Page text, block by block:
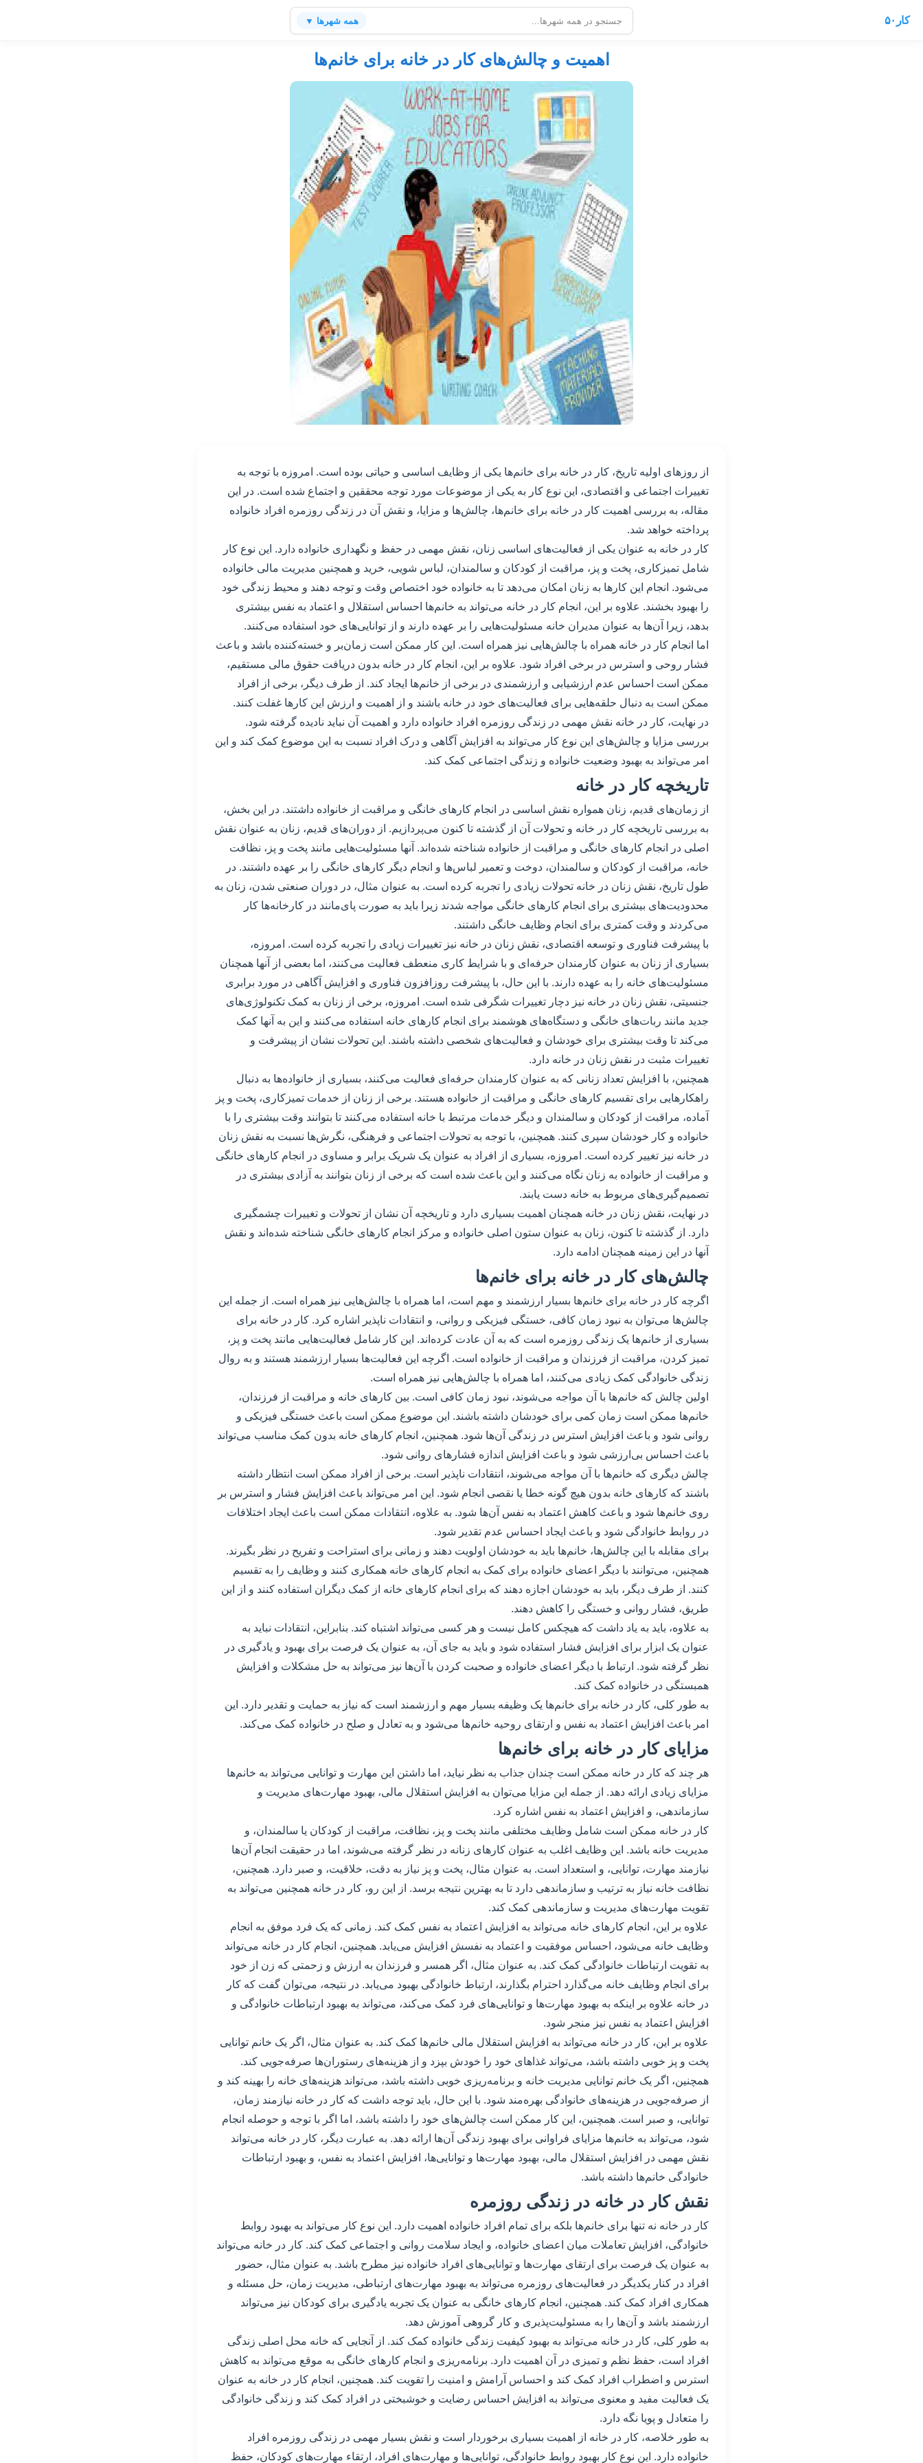
کار۵۰ همه شهرها ▼
اهمیت و چالش‌های کار در خانه برای خانم‌ها
از روزهای اولیه تاریخ، کار در خانه برای خانم‌ها یکی از وظایف اساسی و حیاتی بوده است. امروزه با توجه به
تغییرات اجتماعی و اقتصادی، این نوع کار به یکی از موضوعات مورد توجه محققین و اجتماع شده است. در این
مقاله، به بررسی اهمیت کار در خانه برای خانم‌ها، چالش‌ها و مزایا، و نقش آن در زندگی روزمره افراد خانواده
پرداخته خواهد شد.
کار در خانه به عنوان یکی از فعالیت‌های اساسی زنان، نقش مهمی در حفظ و نگهداری خانواده دارد. این نوع کار
شامل تمیزکاری، پخت و پز، مراقبت از کودکان و سالمندان، لباس شویی، خرید و همچنین مدیریت مالی خانواده
می‌شود. انجام این کارها به زنان امکان می‌دهد تا به خانواده خود اختصاص وقت و توجه دهند و محیط زندگی خود
را بهبود بخشند. علاوه بر این، انجام کار در خانه می‌تواند به خانم‌ها احساس استقلال و اعتماد به نفس بیشتری
بدهد، زیرا آن‌ها به عنوان مدیران خانه مسئولیت‌هایی را بر عهده دارند و از توانایی‌های خود استفاده می‌کنند.
اما انجام کار در خانه همراه با چالش‌هایی نیز همراه است. این کار ممکن است زمان‌بر و خسته‌کننده باشد و باعث
فشار روحی و استرس در برخی افراد شود. علاوه بر این، انجام کار در خانه بدون دریافت حقوق مالی مستقیم،
ممکن است احساس عدم ارزشیابی و ارزشمندی در برخی از خانم‌ها ایجاد کند. از طرف دیگر، برخی از افراد
ممکن است به دنبال حلقه‌هایی برای فعالیت‌های خود در خانه باشند و از اهمیت و ارزش این کارها غفلت کنند.
در نهایت، کار در خانه نقش مهمی در زندگی روزمره افراد خانواده دارد و اهمیت آن نباید نادیده گرفته شود.
بررسی مزایا و چالش‌های این نوع کار می‌تواند به افزایش آگاهی و درک افراد نسبت به این موضوع کمک کند و این
امر می‌تواند به بهبود وضعیت خانواده و زندگی اجتماعی کمک کند.
تاریخچه کار در خانه
از زمان‌های قدیم، زنان همواره نقش اساسی در انجام کارهای خانگی و مراقبت از خانواده داشتند. در این بخش،
به بررسی تاریخچه کار در خانه و تحولات آن از گذشته تا کنون می‌پردازیم. از دوران‌های قدیم، زنان به عنوان نقش
اصلی در انجام کارهای خانگی و مراقبت از خانواده شناخته شده‌اند. آنها مسئولیت‌هایی مانند پخت و پز، نظافت
خانه، مراقبت از کودکان و سالمندان، دوخت و تعمیر لباس‌ها و انجام دیگر کارهای خانگی را بر عهده داشتند. در
طول تاریخ، نقش زنان در خانه تحولات زیادی را تجربه کرده است. به عنوان مثال، در دوران صنعتی شدن، زنان به
محدودیت‌های بیشتری برای انجام کارهای خانگی مواجه شدند زیرا باید به صورت پای‌مانند در کارخانه‌ها کار
می‌کردند و وقت کمتری برای انجام وظایف خانگی داشتند.
با پیشرفت فناوری و توسعه اقتصادی، نقش زنان در خانه نیز تغییرات زیادی را تجربه کرده است. امروزه،
بسیاری از زنان به عنوان کارمندان حرفه‌ای و با شرایط کاری منعطف فعالیت می‌کنند، اما بعضی از آنها همچنان
مسئولیت‌های خانه را به عهده دارند. با این حال، با پیشرفت روزافزون فناوری و افزایش آگاهی در مورد برابری
جنسیتی، نقش زنان در خانه نیز دچار تغییرات شگرفی شده است. امروزه، برخی از زنان به کمک تکنولوژی‌های
جدید مانند ربات‌های خانگی و دستگاه‌های هوشمند برای انجام کارهای خانه استفاده می‌کنند و این به آنها کمک
می‌کند تا وقت بیشتری برای خودشان و فعالیت‌های شخصی داشته باشند. این تحولات نشان از پیشرفت و
تغییرات مثبت در نقش زنان در خانه دارد.
همچنین، با افزایش تعداد زنانی که به عنوان کارمندان حرفه‌ای فعالیت می‌کنند، بسیاری از خانواده‌ها به دنبال
راهکارهایی برای تقسیم کارهای خانگی و مراقبت از خانواده هستند. برخی از زنان از خدمات تمیزکاری، پخت و پز
آماده، مراقبت از کودکان و سالمندان و دیگر خدمات مرتبط با خانه استفاده می‌کنند تا بتوانند وقت بیشتری را با
خانواده و کار خودشان سپری کنند. همچنین، با توجه به تحولات اجتماعی و فرهنگی، نگرش‌ها نسبت به نقش زنان
در خانه نیز تغییر کرده است. امروزه، بسیاری از افراد به عنوان یک شریک برابر و مساوی در انجام کارهای خانگی
و مراقبت از خانواده به زنان نگاه می‌کنند و این باعث شده است که برخی از زنان بتوانند به آزادی بیشتری در
تصمیم‌گیری‌های مربوط به خانه دست یابند.
در نهایت، نقش زنان در خانه همچنان اهمیت بسیاری دارد و تاریخچه آن نشان از تحولات و تغییرات چشمگیری
دارد. از گذشته تا کنون، زنان به عنوان ستون اصلی خانواده و مرکز انجام کارهای خانگی شناخته شده‌اند و نقش
آنها در این زمینه همچنان ادامه دارد.
چالش‌های کار در خانه برای خانم‌ها
اگرچه کار در خانه برای خانم‌ها بسیار ارزشمند و مهم است، اما همراه با چالش‌هایی نیز همراه است. از جمله این
چالش‌ها می‌توان به نبود زمان کافی، خستگی فیزیکی و روانی، و انتقادات ناپذیر اشاره کرد. کار در خانه برای
بسیاری از خانم‌ها یک زندگی روزمره است که به آن عادت کرده‌اند. این کار شامل فعالیت‌هایی مانند پخت و پز،
تمیز کردن، مراقبت از فرزندان و مراقبت از خانواده است. اگرچه این فعالیت‌ها بسیار ارزشمند هستند و به روال
زندگی خانوادگی کمک زیادی می‌کنند، اما همراه با چالش‌هایی نیز همراه است.
اولین چالش که خانم‌ها با آن مواجه می‌شوند، نبود زمان کافی است. بین کارهای خانه و مراقبت از فرزندان،
خانم‌ها ممکن است زمان کمی برای خودشان داشته باشند. این موضوع ممکن است باعث خستگی فیزیکی و
روانی شود و باعث افزایش استرس در زندگی آن‌ها شود. همچنین، انجام کارهای خانه بدون کمک مناسب می‌تواند
باعث احساس بی‌ارزشی شود و باعث افزایش اندازه فشارهای روانی شود.
چالش دیگری که خانم‌ها با آن مواجه می‌شوند، انتقادات ناپذیر است. برخی از افراد ممکن است انتظار داشته
باشند که کارهای خانه بدون هیچ گونه خطا یا نقصی انجام شود. این امر می‌تواند باعث افزایش فشار و استرس بر
روی خانم‌ها شود و باعث کاهش اعتماد به نفس آن‌ها شود. به علاوه، انتقادات ممکن است باعث ایجاد اختلافات
در روابط خانوادگی شود و باعث ایجاد احساس عدم تقدیر شود.
برای مقابله با این چالش‌ها، خانم‌ها باید به خودشان اولویت دهند و زمانی برای استراحت و تفریح در نظر بگیرند.
همچنین، می‌توانند با دیگر اعضای خانواده برای کمک به انجام کارهای خانه همکاری کنند و وظایف را به تقسیم
کنند. از طرف دیگر، باید به خودشان اجازه دهند که برای انجام کارهای خانه از کمک دیگران استفاده کنند و از این
طریق، فشار روانی و خستگی را کاهش دهند.
به علاوه، باید به یاد داشت که هیچکس کامل نیست و هر کسی می‌تواند اشتباه کند. بنابراین، انتقادات نباید به
عنوان یک ابزار برای افزایش فشار استفاده شود و باید به جای آن، به عنوان یک فرصت برای بهبود و یادگیری در
نظر گرفته شود. ارتباط با دیگر اعضای خانواده و صحبت کردن با آن‌ها نیز می‌تواند به حل مشکلات و افزایش
همبستگی در خانواده کمک کند.
به طور کلی، کار در خانه برای خانم‌ها یک وظیفه بسیار مهم و ارزشمند است که نیاز به حمایت و تقدیر دارد. این
امر باعث افزایش اعتماد به نفس و ارتقای روحیه خانم‌ها می‌شود و به تعادل و صلح در خانواده کمک می‌کند.
مزایای کار در خانه برای خانم‌ها
هر چند که کار در خانه ممکن است چندان جذاب به نظر نیاید، اما داشتن این مهارت و توانایی می‌تواند به خانم‌ها
مزایای زیادی ارائه دهد. از جمله این مزایا می‌توان به افزایش استقلال مالی، بهبود مهارت‌های مدیریت و
سازماندهی، و افزایش اعتماد به نفس اشاره کرد.
کار در خانه ممکن است شامل وظایف مختلفی مانند پخت و پز، نظافت، مراقبت از کودکان یا سالمندان، و
مدیریت خانه باشد. این وظایف اغلب به عنوان کارهای زنانه در نظر گرفته می‌شوند، اما در حقیقت انجام آن‌ها
نیازمند مهارت، توانایی، و استعداد است. به عنوان مثال، پخت و پز نیاز به دقت، خلاقیت، و صبر دارد. همچنین،
نظافت خانه نیاز به ترتیب و سازماندهی دارد تا به بهترین نتیجه برسد. از این رو، کار در خانه همچنین می‌تواند به
تقویت مهارت‌های مدیریت و سازماندهی کمک کند.
علاوه بر این، انجام کارهای خانه می‌تواند به افزایش اعتماد به نفس کمک کند. زمانی که یک فرد موفق به انجام
وظایف خانه می‌شود، احساس موفقیت و اعتماد به نفسش افزایش می‌یابد. همچنین، انجام کار در خانه می‌تواند
به تقویت ارتباطات خانوادگی کمک کند. به عنوان مثال، اگر همسر و فرزندان به ارزش و زحمتی که زن از خود
برای انجام وظایف خانه می‌گذارد احترام بگذارند، ارتباط خانوادگی بهبود می‌یابد. در نتیجه، می‌توان گفت که کار
در خانه علاوه بر اینکه به بهبود مهارت‌ها و توانایی‌های فرد کمک می‌کند، می‌تواند به بهبود ارتباطات خانوادگی و
افزایش اعتماد به نفس نیز منجر شود.
علاوه بر این، کار در خانه می‌تواند به افزایش استقلال مالی خانم‌ها کمک کند. به عنوان مثال، اگر یک خانم توانایی
پخت و پز خوبی داشته باشد، می‌تواند غذاهای خود را خودش بپزد و از هزینه‌های رستوران‌ها صرفه‌جویی کند.
همچنین، اگر یک خانم توانایی مدیریت خانه و برنامه‌ریزی خوبی داشته باشد، می‌تواند هزینه‌های خانه را بهینه کند و
از صرفه‌جویی در هزینه‌های خانوادگی بهره‌مند شود. با این حال، باید توجه داشت که کار در خانه نیازمند زمان،
توانایی، و صبر است. همچنین، این کار ممکن است چالش‌های خود را داشته باشد، اما اگر با توجه و حوصله انجام
شود، می‌تواند به خانم‌ها مزایای فراوانی برای بهبود زندگی آن‌ها ارائه دهد. به عبارت دیگر، کار در خانه می‌تواند
نقش مهمی در افزایش استقلال مالی، بهبود مهارت‌ها و توانایی‌ها، افزایش اعتماد به نفس، و بهبود ارتباطات
خانوادگی خانم‌ها داشته باشد.
نقش کار در خانه در زندگی روزمره
کار در خانه نه تنها برای خانم‌ها بلکه برای تمام افراد خانواده اهمیت دارد. این نوع کار می‌تواند به بهبود روابط
خانوادگی، افزایش تعاملات میان اعضای خانواده، و ایجاد سلامت روانی و اجتماعی کمک کند. کار در خانه می‌تواند
به عنوان یک فرصت برای ارتقای مهارت‌ها و توانایی‌های افراد خانواده نیز مطرح باشد. به عنوان مثال، حضور
افراد در کنار یکدیگر در فعالیت‌های روزمره می‌تواند به بهبود مهارت‌های ارتباطی، مدیریت زمان، حل مسئله و
همکاری افراد کمک کند. همچنین، انجام کارهای خانگی به عنوان یک تجربه یادگیری برای کودکان نیز می‌تواند
ارزشمند باشد و آن‌ها را به مسئولیت‌پذیری و کار گروهی آموزش دهد.
به طور کلی، کار در خانه می‌تواند به بهبود کیفیت زندگی خانواده کمک کند. از آنجایی که خانه محل اصلی زندگی
افراد است، حفظ نظم و تمیزی در آن اهمیت دارد. برنامه‌ریزی و انجام کارهای خانگی به موقع می‌تواند به کاهش
استرس و اضطراب افراد کمک کند و احساس آرامش و امنیت را تقویت کند. همچنین، انجام کار در خانه به عنوان
یک فعالیت مفید و معنوی می‌تواند به افزایش احساس رضایت و خوشبختی در افراد کمک کند و زندگی خانوادگی
را متعادل و پویا نگه دارد.
به طور خلاصه، کار در خانه از اهمیت بسیاری برخوردار است و نقش بسیار مهمی در زندگی روزمره افراد
خانواده دارد. این نوع کار بهبود روابط خانوادگی، توانایی‌ها و مهارت‌های افراد، ارتقاء مهارت‌های کودکان، حفظ